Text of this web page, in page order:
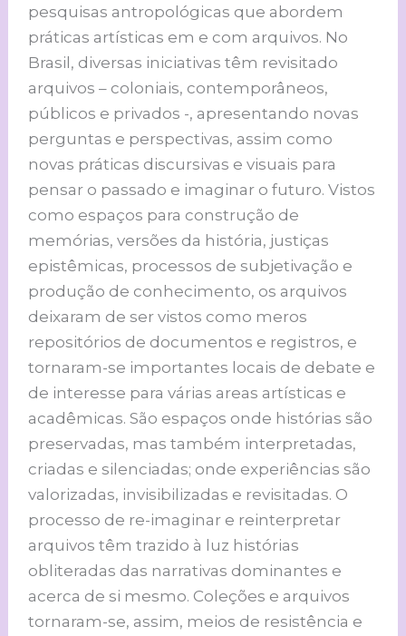
pesquisas antropológicas que abordem
práticas artísticas em e com arquivos. No
Brasil, diversas iniciativas têm revisitado
arquivos – coloniais, contemporâneos,
públicos e privados -, apresentando novas
perguntas e perspectivas, assim como
novas práticas discursivas e visuais para
pensar o passado e imaginar o futuro. Vistos
como espaços para construção de
memórias, versões da história, justiças
epistêmicas, processos de subjetivação e
produção de conhecimento, os arquivos
deixaram de ser vistos como meros
repositórios de documentos e registros, e
tornaram-se importantes locais de debate e
de interesse para várias areas artísticas e
acadêmicas. São espaços onde histórias são
preservadas, mas também interpretadas,
criadas e silenciadas; onde experiências são
valorizadas, invisibilizadas e revisitadas. O
processo de re-imaginar e reinterpretar
arquivos têm trazido à luz histórias
obliteradas das narrativas dominantes e
acerca de si mesmo. Coleções e arquivos
tornaram-se, assim, meios de resistência e